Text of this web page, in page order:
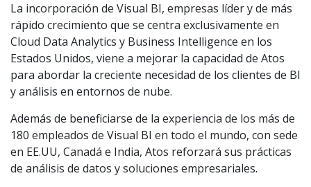
La incorporación de Visual BI, empresas líder y de más
rápido crecimiento que se centra exclusivamente en
Cloud Data Analytics y Business Intelligence en los
Estados Unidos, viene a mejorar la capacidad de Atos
para abordar la creciente necesidad de los clientes de BI
y análisis en entornos de nube.
Además de beneficiarse de la experiencia de los más de
180 empleados de Visual BI en todo el mundo, con sede
en EE.UU, Canadá e India, Atos reforzará sus prácticas
de análisis de datos y soluciones empresariales.